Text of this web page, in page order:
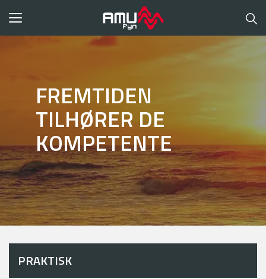
Toggle
FREMTIDEN
TILHØRER DE
KOMPETENTE
PRAKTISK